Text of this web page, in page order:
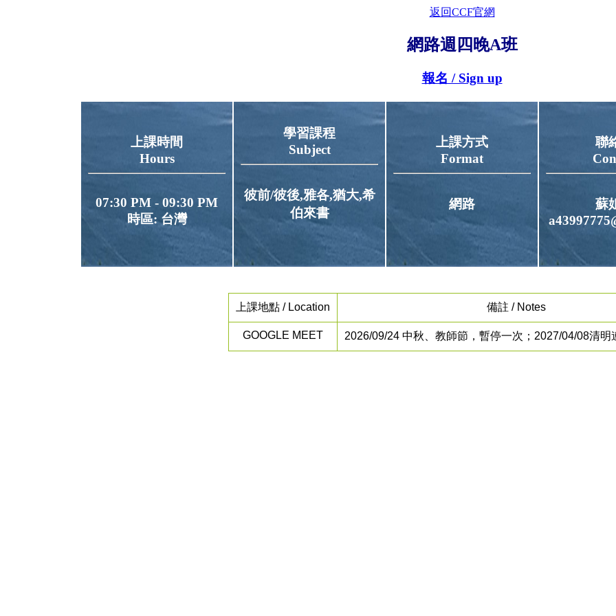
返回CCF官網
網路週四晚A班
報名 / Sign up
上課時間
Hours
07:30 PM - 09:30 PM
時區: 台灣
學習課程
Subject
彼前/彼後,雅各,猶大,希
伯來書
上課方式
Format
網路
聯
蘇
上課地點 / Location 備註 / Notes
GOOGLE MEET 2026/09/24 中秋、教師節，暫停一次；2027/04/08清明